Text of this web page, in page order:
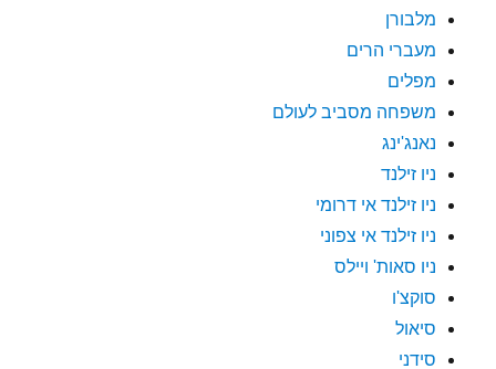
מלבורן
מעברי הרים
מפלים
משפחה מסביב לעולם
נאנג'ינג
ניו זילנד
ניו זילנד אי דרומי
ניו זילנד אי צפוני
ניו סאות' ויילס
סוקצ'ו
סיאול
סידני